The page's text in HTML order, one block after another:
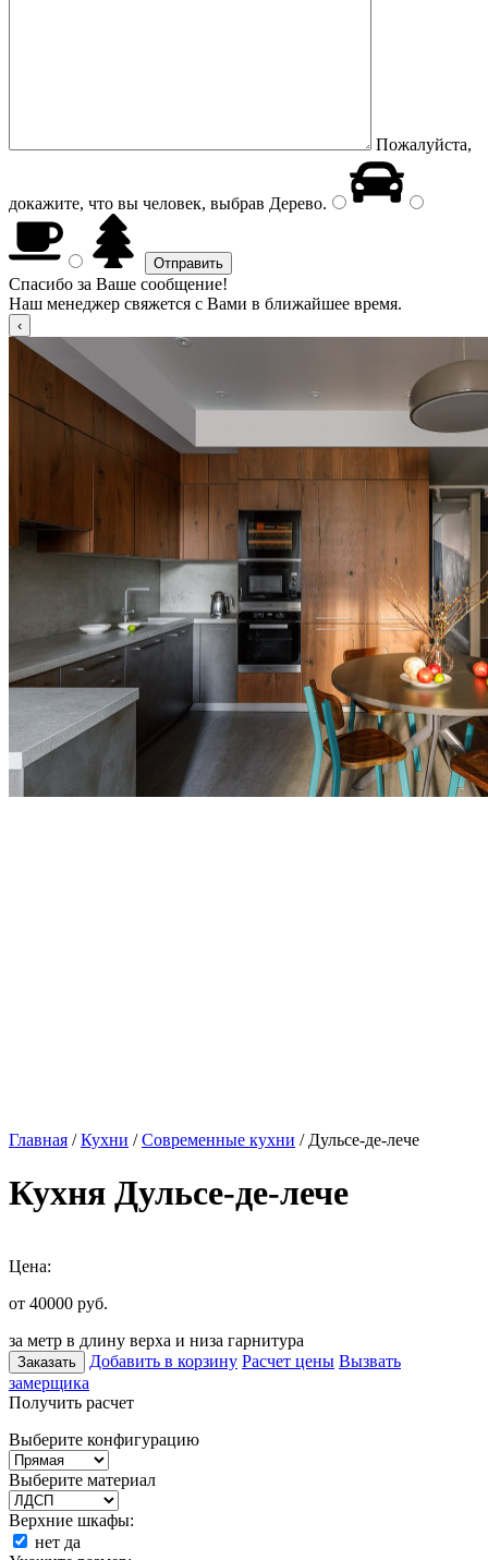
Пожалуйста,
докажите, что вы человек, выбрав Дерево.
Спасибо за Ваше сообщение!
Наш менеджер свяжется с Вами в ближайшее время.
Главная /Кухни /Современные кухни / Дульсе-де-лече
Кухня Дульсе-де-лече
Цена:
от 40000 руб.
за метр в длину верха и низа гарнитура
Заказать Добавить в корзину Расчет цены Вызвать
замерщика
Получить расчет
Выберите конфигурацию
Выберите материал
Верхние шкафы:
нет да